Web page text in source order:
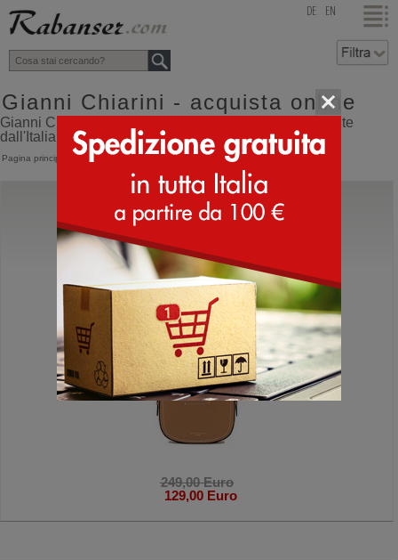
top DE EN
Gianni Chiarini - acquista online
Gianni Chiarini online shop con spedizione direttamente
dall'Italia
Pagina principale > Gianni Chiarini
Gianni Chiarini
BS 10560 Sandy
249,00 Euro
129,00 Euro